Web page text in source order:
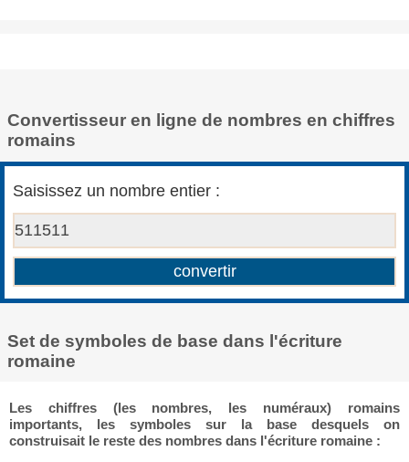
Convertisseur en ligne de nombres en chiffres
romains
Saisissez un nombre entier :
Set de symboles de base dans l'écriture
romaine
Les chiffres (les nombres, les numéraux) romains
importants, les symboles sur la base desquels on
construisait le reste des nombres dans l'écriture romaine :